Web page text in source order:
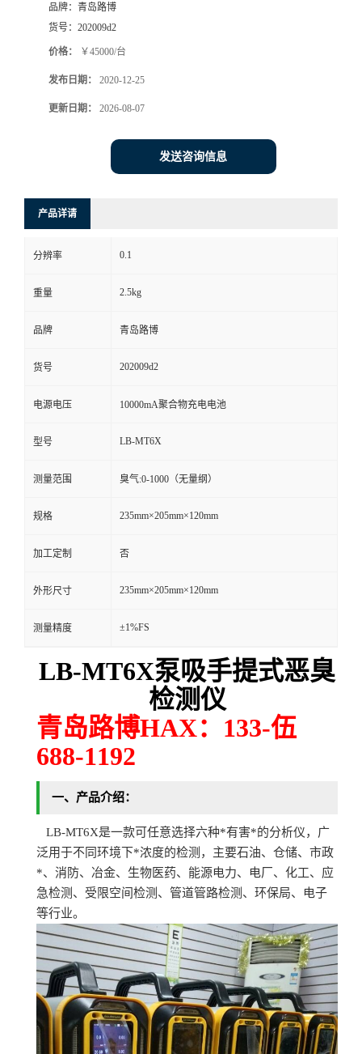
系
言
品牌： 青岛路博
货号： 202009d2
价格： ￥45000/台
发布日期： 2020-12-25
更新日期： 2026-08-07
发送咨询信息
产品详请
分辨率 0.1
重量 2.5kg
品牌 青岛路博
货号 202009d2
电源电压 10000mA聚合物充电电池
型号 LB-MT6X
测量范围 臭气:0-1000（无量纲）
规格 235mm×205mm×120mm
加工定制 否
外形尺寸 235mm×205mm×120mm
测量精度 ±1%FS
LB-MT6X泵吸手提式恶臭
检测仪
青岛路博HAX： 133-伍
688-1192
一、 产品介绍：
LB-MT6X是一款可任意选择六种*有害*的分析仪，广
泛用于不同环境下*浓度的检测，主要石油、仓储、市政
*、消防、冶金、生物医药、能源电力、电厂、化工、应
急检测、受限空间检测、管道管路检测、环保局、电子
等行业。